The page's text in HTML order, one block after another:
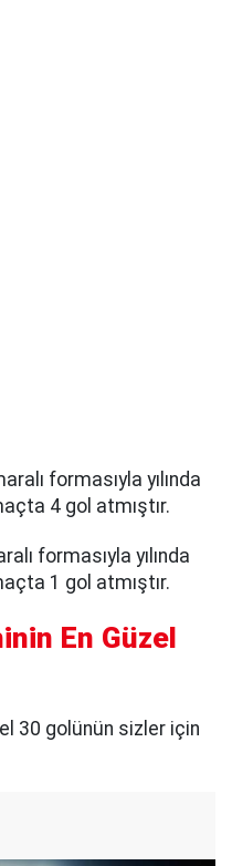
formasıyla yılında
4 gol atmıştır.
formasıyla yılında
1 gol atmıştır.
En Güzel
30 golünün sizler için